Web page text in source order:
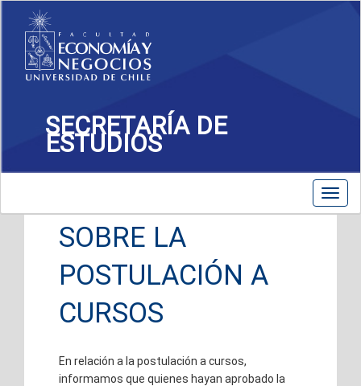
SECRETARÍA DE
ESTUDIOS
SOBRE LA
POSTULACIÓN A
CURSOS
En relación a la postulación a cursos,
informamos que quienes hayan aprobado la